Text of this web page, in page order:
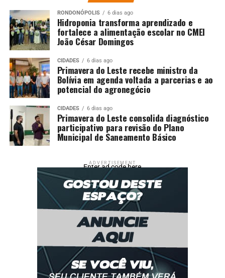
RONDONÓPOLIS 6 dias ago
Hidroponia transforma aprendizado e
fortalece a alimentação escolar no CMEI
João César Domingos
CIDADES 6 dias ago
Primavera do Leste recebe ministro da
Bolívia em agenda voltada a parcerias e ao
potencial do agronegócio
CIDADES 6 dias ago
Primavera do Leste consolida diagnóstico
participativo para revisão do Plano
Municipal de Saneamento Básico
ADVERTISEMENT
Enter ad code here